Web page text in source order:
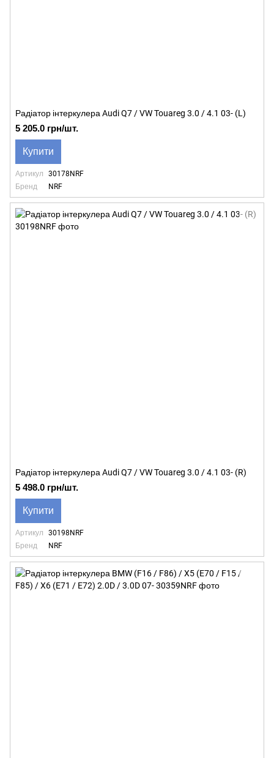
Радіатор інтеркулера Audi Q7 / VW Touareg 3.0 / 4.1 03- (L)
5 205.0 грн/шт.
Купити
Артикул
30178NRF
Бренд
NRF
Радіатор інтеркулера Audi Q7 / VW Touareg 3.0 / 4.1 03- (R)
5 498.0 грн/шт.
Купити
Артикул
30198NRF
Бренд
NRF